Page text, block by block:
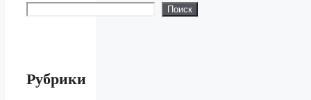
Поиск Поиск
Рубрики